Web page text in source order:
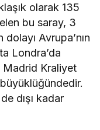
olarak 135
bu saray, 3
Avrupa’nın
Londra’da
Madrid Kraliyet
büyüklüğündedir.
dışı kadar